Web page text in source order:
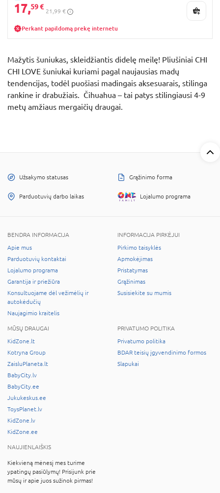
17,59 €
21,99 €
Perkant papildomą prekę internetu
Mažytis šuniukas, skleidžiantis didelę meilę! Pliušiniai CHI
CHI LOVE šuniukai kuriami pagal naujausias madų
tendencijas, todėl puošiasi madingais aksesuarais, stilinga
rankine ir drabužiais. Čihuahua – tai patys stilingiausi 4-9
metų amžiaus mergaičių draugai.
Užsakymo statusas Grąžinimo forma
Parduotuvių darbo laikas Lojalumo programa
BENDRA INFORMACIJA
Apie mus
Parduotuvių kontaktai
Lojalumo programa
Garantija ir priežiūra
Konsultuojame dėl vežimėlių ir
autokėdučių
Naujagimio kraitelis
INFORMACIJA PIRKĖJUI
Pirkimo taisyklės
Apmokėjimas
Pristatymas
Grąžinimas
Susisiekite su mumis
MŪSŲ DRAUGAI
KidZone.lt
Kotryna Group
ZaisluPlaneta.lt
BabyCity.lv
BabyCity.ee
Jukukeskus.ee
ToysPlanet.lv
KidZone.lv
KidZone.ee
PRIVATUMO POLITIKA
Privatumo politika
BDAR teisių įgyvendinimo formos
Slapukai
NAUJIENLAIŠKIS
Kiekvieną mėnesį mes turime
ypatingų pasiūlymų! Prisijunk prie
mūsų ir apie juos sužinok pirmas!